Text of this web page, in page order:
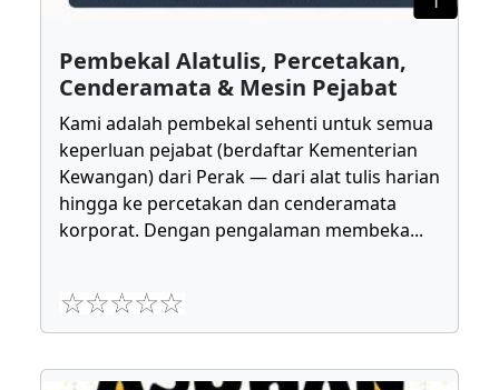
Pembekal Alatulis, Percetakan,
Cenderamata & Mesin Pejabat
Kami adalah pembekal sehenti untuk semua
keperluan pejabat (berdaftar Kementerian
Kewangan) dari Perak — dari alat tulis harian
hingga ke percetakan dan cenderamata
korporat. Dengan pengalaman membeka...